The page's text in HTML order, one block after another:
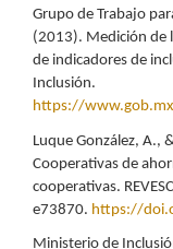
Grupo de Trabajo
(2013). Medición de
de indicadores de
Inclusión.
https://
Luque González, A.,
Cooperativas de
cooperativas.
e73870. https://
Ministerio de